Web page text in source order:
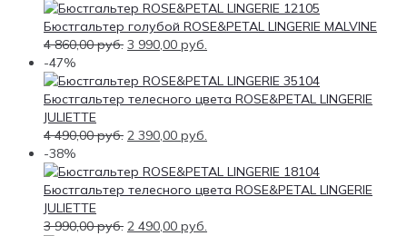
Бюстгальтер голубой ROSE&PETAL LINGERIE MALVINE
4 860,00руб. 3 990,00 руб.
-47%
Бюстгальтер телесного цвета ROSE&PETAL LINGERIE
JULIETTE
4 490,00руб. 2 390,00 руб.
-38%
Бюстгальтер телесного цвета ROSE&PETAL LINGERIE
JULIETTE
3 990,00руб. 2 490,00 руб.